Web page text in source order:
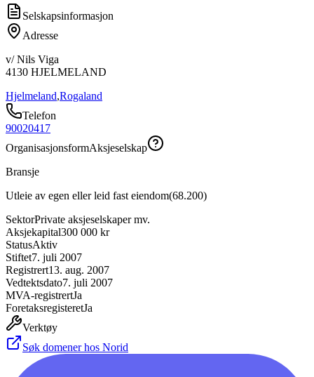
Selskapsinformasjon
Adresse
v/ Nils Viga
4130 HJELMELAND
Hjelmeland,Rogaland
Telefon
90020417
OrganisasjonsformAksjeselskap
Bransje
Utleie av egen eller leid fast eiendom(68.200)
SektorPrivate aksjeselskaper mv.
Aksjekapital300 000 kr
StatusAktiv
Stiftet7. juli 2007
Registrert13. aug. 2007
Vedtektsdato7. juli 2007
MVA-registrertJa
ForetaksregisteretJa
Verktøy
Søk domener hos Norid